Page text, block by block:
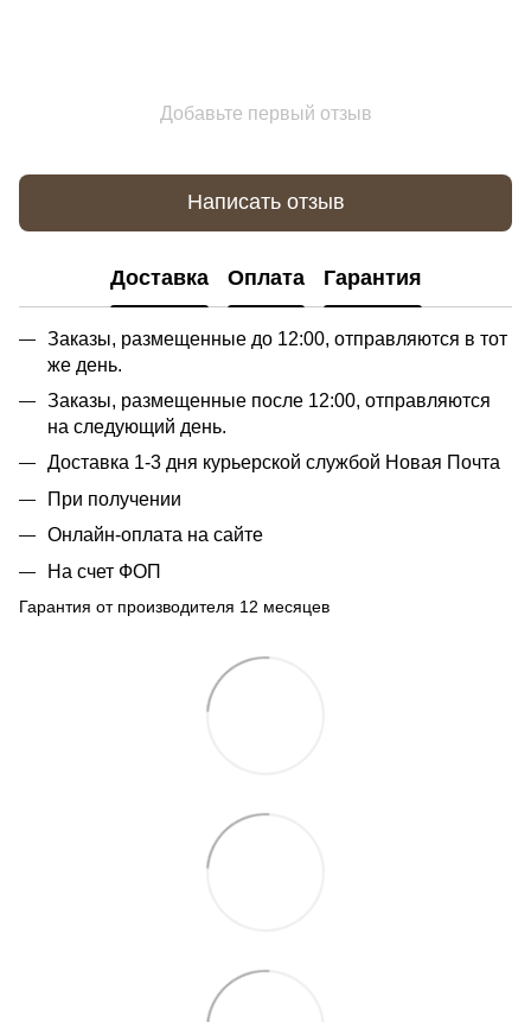
Добавьте первый отзыв
Написать отзыв
Доставка Оплата Гарантия
Заказы, размещенные до 12:00, отправляются в тот
же день.
Заказы, размещенные после 12:00, отправляются
на следующий день.
Доставка 1-3 дня курьерской службой Новая Почта
При получении
Онлайн-оплата на сайте
На счет ФОП
Гарантия от производителя 12 месяцев